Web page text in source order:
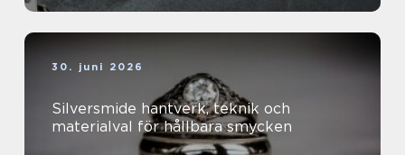
30. juni 2026
Silversmide hantverk, teknik och
materialval för hållbara smycken